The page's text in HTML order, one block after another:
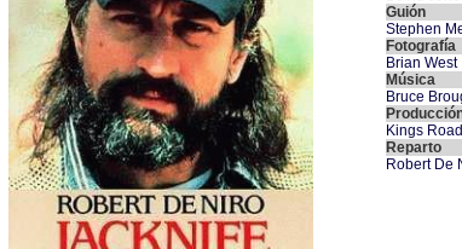
Guión
Stephen
Fotografía
Brian West
Música
Bruce
Kings Road
Reparto
Robert De